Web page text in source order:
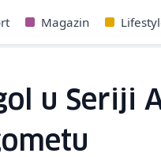
Magazin
u Seriji